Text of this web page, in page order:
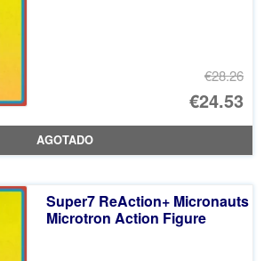
€28.26
El
€24.53
El
AGOTADO
Super7 ReAction+ Micronauts
Microtron Action Figure